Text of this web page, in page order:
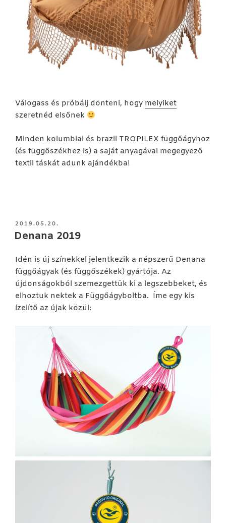
Válogass és próbálj dönteni, hogy melyiket
szeretnéd elsőnek
Minden kolumbiai és brazil TROPILEX függőágyhoz
(és függőszékhez is) a saját anyagával megegyező
textil táskát adunk ajándékba!
BEKÜLDVE:
2019.05.20.
Denana 2019
Idén is új színekkel jelentkezik a népszerű Denana
függőágyak (és függőszékek) gyártója. Az
újdonságokból szemezgettük ki a legszebbeket, és
elhoztuk nektek a Függőágyboltba. Íme egy kis
ízelítő az újak közül: